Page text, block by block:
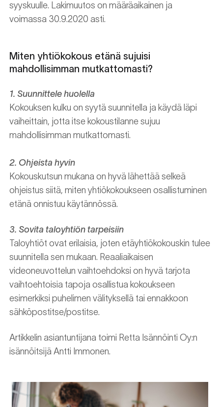
syyskuulle. Lakimuutos on määräaikainen ja
voimassa 30.9.2020 asti.
Miten yhtiökokous etänä sujuisi
mahdollisimman mutkattomasti?
1. Suunnittele huolella
Kokouksen kulku on syytä suunnitella ja käydä läpi
vaiheittain, jotta itse kokoustilanne sujuu
mahdollisimman mutkattomasti.
2. Ohjeista hyvin
Kokouskutsun mukana on hyvä lähettää selkeä
ohjeistus siitä, miten yhtiökokoukseen osallistuminen
etänä onnistuu käytännössä.
3. Sovita taloyhtiön tarpeisiin
Taloyhtiöt ovat erilaisia, joten etäyhtiökokouskin tulee
suunnitella sen mukaan. Reaaliaikaisen
videoneuvottelun vaihtoehdoksi on hyvä tarjota
vaihtoehtoisia tapoja osallistua kokoukseen
esimerkiksi puhelimen välityksellä tai ennakkoon
sähköpostitse/postitse.
Artikkelin asiantuntijana toimi Retta Isännöinti Oy:n
isännöitsijä Antti Immonen.